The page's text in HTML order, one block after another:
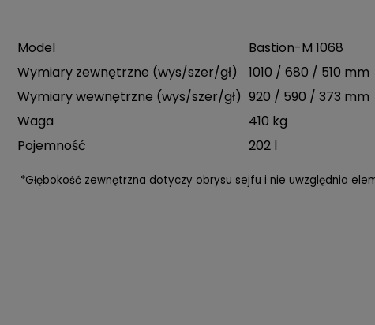
Model
Bastion-M 1068
Wymiary zewnętrzne (wys/szer/gł)
1010 / 680 / 510 mm
Wymiary wewnętrzne (wys/szer/gł) 920 / 590 / 373 mm
Waga
410 kg
Pojemność
202 l
*Głębokość zewnętrzna dotyczy obrysu sejfu i nie uwzględnia